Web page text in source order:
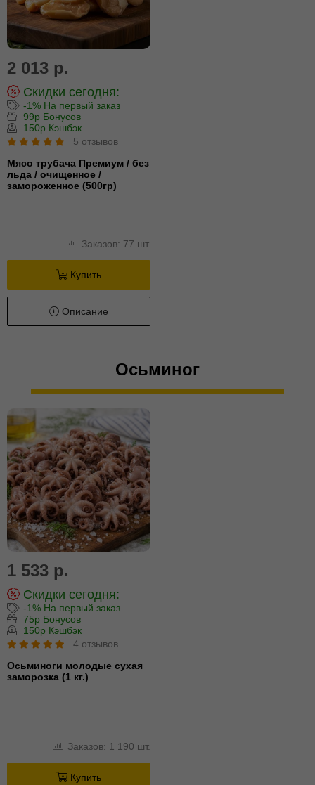
2 013 р.
Скидки сегодня:
-1% На первый заказ
99р Бонусов
150р Кэшбэк
5 отзывов
Мясо трубача Премиум / без
льда / очищенное /
замороженное (500гр)
Заказов: 77 шт.
Купить
Описание
Осьминог
1 533 р.
Скидки сегодня:
-1% На первый заказ
75р Бонусов
150р Кэшбэк
4 отзывов
Осьминоги молодые сухая
заморозка (1 кг.)
Заказов: 1 190 шт.
Купить